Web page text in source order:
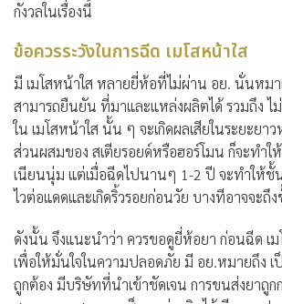
กังวลในเรื่องนี้
ข้อควรระวังในการฉีด เมโสหน้าใส
มี เมโสหน้าใส หลายยี่ห้อที่ไม่ผ่าน อย. นั่นหมา
สามารถยืนยัน ที่มาและแหล่งผลิตได้ รวมถึง ไ
ใน เมโสหน้าใส นั้น ๆ จะเกิดผลเสียในระยะยา
ส่วนผสมของ สเตียรอยด์หรือฮอร์โมน ก็จะทำใ
เนียนนุ่ม แต่เมื่อฉีดไปนานๆ 1-2 ปี จะทำให้ชั้น
ไวต่อแดดและเกิดริ้วรอยก่อนวัย บางทีอาจจะถึง
ดังนั้น จึงแนะนำว่า ควรขอดูยี่ห้อยา ก่อนฉีด เม
เพื่อให้มั่นใจในความปลอดภัย มี อย.หมายถึง
ถูกต้อง มีบริษัทที่นำเข้าชัดเจน การขนส่งยาถูก